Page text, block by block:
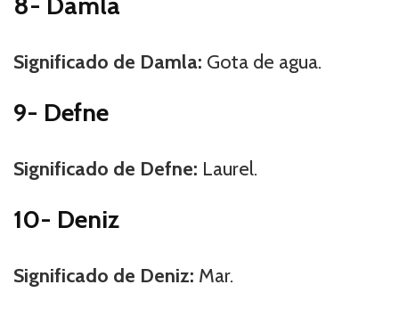
Significado de Damla: Gota de agua.
9- Defne
Significado de Defne: Laurel.
10- Deniz
Significado de Deniz: Mar.